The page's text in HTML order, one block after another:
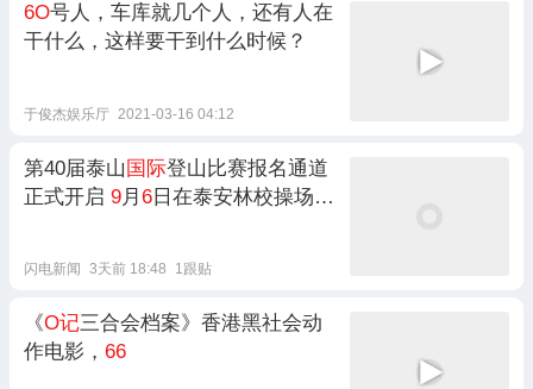
6O号人，车库就几个人，还有人在
干什么，这样要干到什么时候？
于俊杰娱乐厅 2021-03-16 04:12
第40届泰山 国际登山比赛报名通道
正式开启 9月 6 日在泰安林校操场鸣
闪电新闻 3天前 18:48 1跟贴
《O记三合会档案》香港黑社会动
作电影， 66